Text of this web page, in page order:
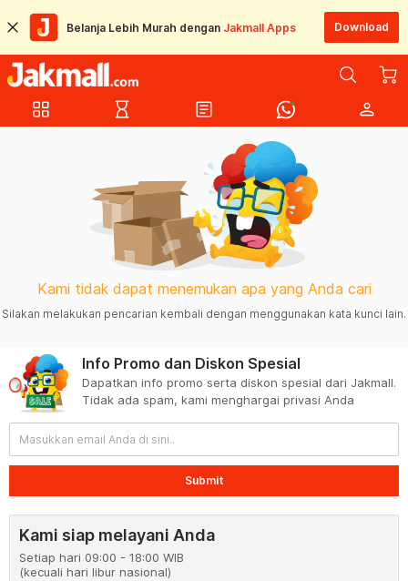
Belanja Lebih Murah dengan Jakmall Apps Download
grid_view hourglass_empty article person
Kami tidak dapat menemukan apa yang Anda cari
Silakan melakukan pencarian kembali dengan menggunakan kata kunci lain.
Info Promo dan Diskon Spesial
Dapatkan info promo serta diskon spesial dari Jakmall.
Tidak ada spam, kami menghargai privasi Anda
Submit
Kami siap melayani Anda
Setiap hari 09:00 - 18:00 WIB
(kecuali hari libur nasional)